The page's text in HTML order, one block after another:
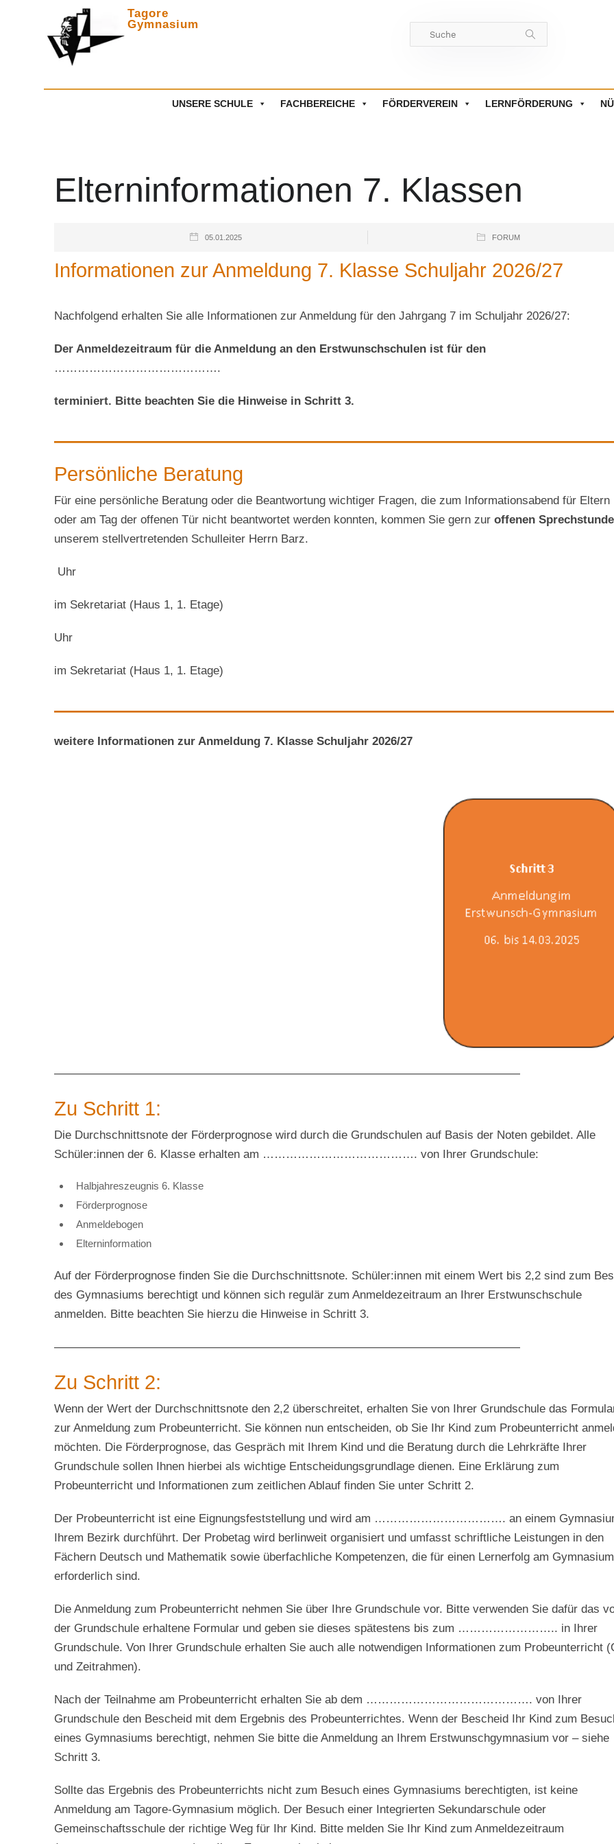
Zwischen
Tagore
Gymnasium
UNSERE SCHULE FACHBEREICHE FÖRDERVEREIN LERNFÖRDERUNG
Elterninformationen 7. Klassen
05.01.2025 FORUM
Informationen zur Anmeldung 7. Klasse Schuljahr 2026/27
Nachfolgend erhalten Sie alle Informationen zur Anmeldung für den Jahrgang 7 im Schuljahr 2026/27:
Der Anmeldezeitraum für die Anmeldung an den Erstwunschschulen ist für den
…………………………………….
terminiert. Bitte beachten Sie die Hinweise in Schritt 3.
Persönliche Beratung
Für eine persönliche Beratung oder die Beantwortung wichtiger Fragen, die zum Informationsabend für Eltern
oder am Tag der offenen Tür nicht beantwortet werden konnten, kommen Sie gern zur offenen Sprechstunde
unserem stellvertretenden Schulleiter Herrn Barz.
Uhr
im Sekretariat (Haus 1, 1. Etage)
Uhr
im Sekretariat (Haus 1, 1. Etage)
weitere Informationen zur Anmeldung 7. Klasse Schuljahr 2026/27
————————————————————————————————————————
Zu Schritt 1:
Die Durchschnittsnote der Förderprognose wird durch die Grundschulen auf Basis der Noten gebildet. Alle
Schüler:innen der 6. Klasse erhalten am …………………………………. von Ihrer Grundschule:
Halbjahreszeugnis 6. Klasse
Förderprognose
Anmeldebogen
Elterninformation
Auf der Förderprognose finden Sie die Durchschnittsnote. Schüler:innen mit einem Wert bis 2,2 sind zum
des Gymnasiums berechtigt und können sich regulär zum Anmeldezeitraum an Ihrer Erstwunschschule
anmelden. Bitte beachten Sie hierzu die Hinweise in Schritt 3.
————————————————————————————————————————
Zu Schritt 2:
Wenn der Wert der Durchschnittsnote den 2,2 überschreitet, erhalten Sie von Ihrer Grundschule das
zur Anmeldung zum Probeunterricht. Sie können nun entscheiden, ob Sie Ihr Kind zum Probeunterricht
möchten. Die Förderprognose, das Gespräch mit Ihrem Kind und die Beratung durch die Lehrkräfte Ihrer
Grundschule sollen Ihnen hierbei als wichtige Entscheidungsgrundlage dienen. Eine Erklärung zum
Probeunterricht und Informationen zum zeitlichen Ablauf finden Sie unter Schritt 2.
Der Probeunterricht ist eine Eignungsfeststellung und wird am ……………………………. an einem
Ihrem Bezirk durchführt. Der Probetag wird berlinweit organisiert und umfasst schriftliche Leistungen in den
Fächern Deutsch und Mathematik sowie überfachliche Kompetenzen, die für einen Lernerfolg am Gymnasium
erforderlich sind.
Die Anmeldung zum Probeunterricht nehmen Sie über Ihre Grundschule vor. Bitte verwenden Sie dafür das
der Grundschule erhaltene Formular und geben sie dieses spätestens bis zum …………………….. in Ihrer
Grundschule. Von Ihrer Grundschule erhalten Sie auch alle notwendigen Informationen zum Probeunterricht
und Zeitrahmen).
Nach der Teilnahme am Probeunterricht erhalten Sie ab dem ……………………………………. von Ihrer
Grundschule den Bescheid mit dem Ergebnis des Probeunterrichtes. Wenn der Bescheid Ihr Kind zum
eines Gymnasiums berechtigt, nehmen Sie bitte die Anmeldung an Ihrem Erstwunschgymnasium vor – siehe
Schritt 3.
Sollte das Ergebnis des Probeunterrichts nicht zum Besuch eines Gymnasiums berechtigten, ist keine
Anmeldung am Tagore-Gymnasium möglich. Der Besuch einer Integrierten Sekundarschule oder
Gemeinschaftsschule der richtige Weg für Ihr Kind. Bitte melden Sie Ihr Kind zum Anmeldezeitraum